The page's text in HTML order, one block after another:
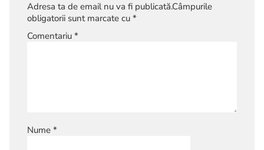
Adresa ta de email nu va fi publicată.Câmpurile
obligatorii sunt marcate cu *
Comentariu *
Nume *